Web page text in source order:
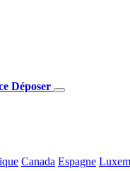
Déposer
Canada Espagne